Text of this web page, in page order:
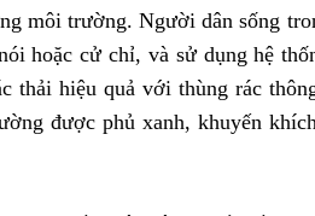
môi trường. Người dân sống
hoặc cử chỉ, và sử dụng hệ
thải hiệu quả với thùng rác
được phủ xanh, khuyến